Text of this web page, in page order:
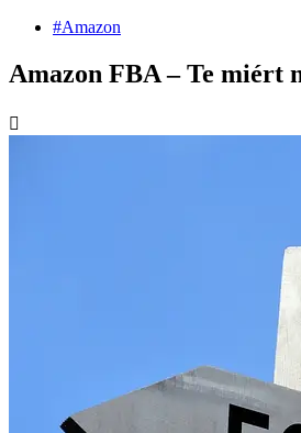
#Amazon
Amazon FBA – Te miért